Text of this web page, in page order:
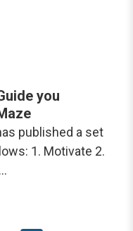
you
published a set
1. Motivate 2.